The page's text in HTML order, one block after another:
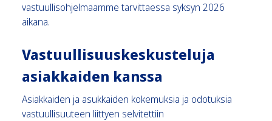
vastuullisohjelmaamme tarvittaessa syksyn 2026
aikana.
Vastuullisuuskeskusteluja
asiakkaiden kanssa
Asiakkaiden ja asukkaiden kokemuksia ja odotuksia
vastuullisuuteen liittyen selvitettiin